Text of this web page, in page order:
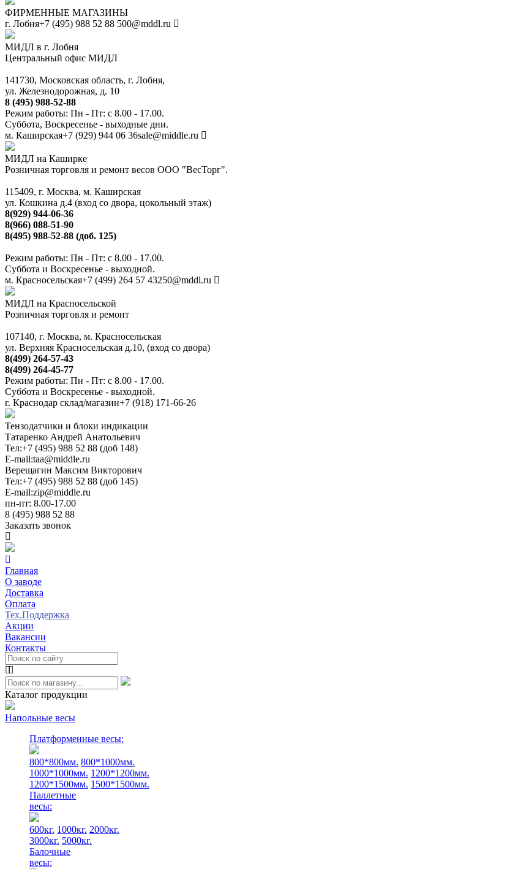
ФИРМЕННЫЕ МАГАЗИНЫ
г. Лобня+7 (495) 988 52 88 500@mddl.ru
МИДЛ в г. Лобня
Центральный офис МИДЛ
141730, Московская область, г. Лобня,
ул. Железнодорожная, д. 10
8 (495) 988-52-88
Режим работы: Пн - Пт: с 8.00 - 17.00.
Суббота, Воскресенье - выходные дни.
м. Каширская+7 (929) 944 06 36sale@middle.ru
МИДЛ на Каширке
Розничная торговля и ремонт весов ООО "ВесТорг".
115409, г. Москва, м. Каширская
ул. Кошкина д.4 (вход со двора, цокольный этаж)
8(929) 944-06-36
8(966) 088-51-90
8(495) 988-52-88 (доб. 125)
Режим работы: Пн - Пт: с 8.00 - 17.00.
Суббота и Воскресенье - выходной.
м. Красносельская+7 (499) 264 57 43250@mddl.ru
МИДЛ на Красносельской
Розничная торговля и ремонт
107140, г. Москва, м. Красносельская
ул. Верхняя Красносельская д.10, (вход со двора)
8(499) 264-57-43
8(499) 264-45-77
Режим работы: Пн - Пт: с 8.00 - 17.00.
Суббота и Воскресенье - выходной.
г. Краснодар склад/магазин+7 (918) 171-66-26
Тензодатчики и блоки индикации
Татаренко Андрей Анатольевич
Тел:+7 (495) 988 52 88 (доб 148)
E-mail:taa@middle.ru
Верещагин Максим Викторович
Тел:+7 (495) 988 52 88 (доб 145)
E-mail:zip@middle.ru
пн-пт: 8.00-17.00
8 (495) 988 52 88
Заказать звонок
Главная
О заводе
Доставка
Оплата
Тех.Поддержка
Акции
Вакансии
Контакты
Каталог продукции
Напольные весы
Платформенные весы:
800*800мм. 800*1000мм.
1000*1000мм. 1200*1200мм.
1200*1500мм. 1500*1500мм.
Паллетные
весы:
600кг. 1000кг. 2000кг.
3000кг. 5000кг.
Балочные
весы: